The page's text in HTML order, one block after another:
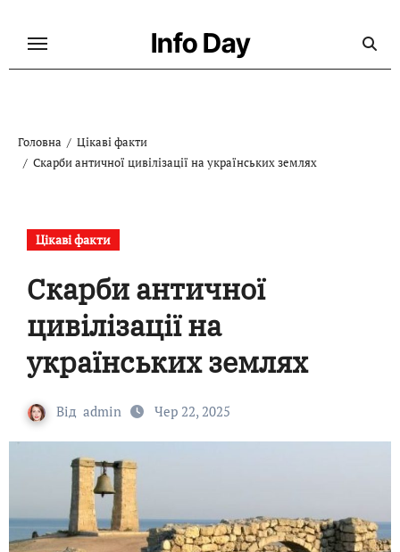
Info Day
Головна
Цікаві факти
Скарби античної цивілізації на українських землях
Цікаві факти
Скарби античної
цивілізації на
українських землях
Від admin Чер 22, 2025